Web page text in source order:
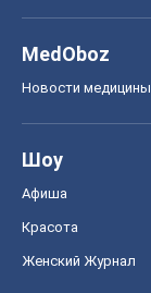
MedOboz
Новости медицины
Шоу
Афиша
Красота
Женский Журнал